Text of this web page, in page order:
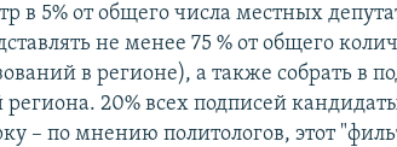
в 5% от общего числа местных
не менее 75 % от общего
в регионе), а также собрать в
20% всех подписей
– по мнению политологов, этот